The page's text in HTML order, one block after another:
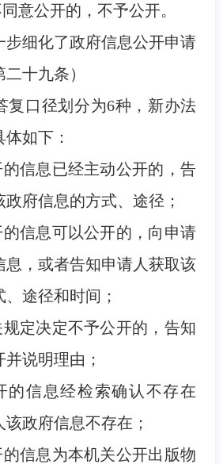
公开的，不予公开。
细化了政府信息公开申请
十九条）
口径划分为6种，新办法
如下：
信息已经主动公开的，告
府信息的方式、途径；
信息可以公开的，向申请
息，或者告知申请人获取该
途径和时间；
决定不予公开的，告知
说明理由；
信息经检索确认不存在
政府信息不存在；
息为本机关公开出版物